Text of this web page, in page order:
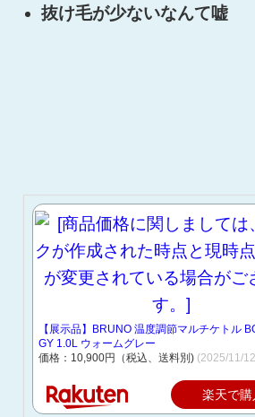
抜け毛が少ないなんて嘘
【展示品】BRUNO 温度調節マルチケトル
GY 1.0L ウォームグレー
価格：10,900円（税込、送料別) (2025/11/
楽天で購